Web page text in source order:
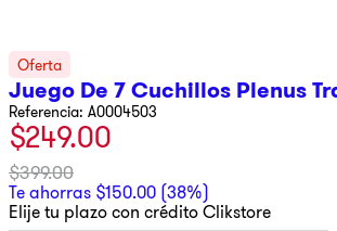
Juego De 7 Cuchillos Plenus
Referencia: A0004503
$249.00
$399.00
Te ahorras $150.00 (38%)
Elije tu plazo con crédito Clikstore
3.
refrigerador
4.
samsung
5.
6.
motos